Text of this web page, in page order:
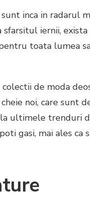
inca in radarul
iernii, exista
toata lumea
de moda
noi, care sunt
ultimele trenduri
gasi, mai ales